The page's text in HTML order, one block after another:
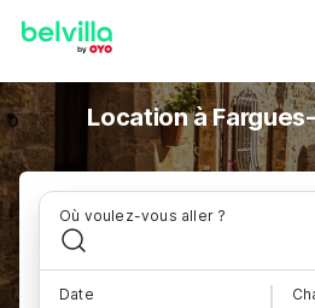
Location à
Où voulez-vous aller ?
Date